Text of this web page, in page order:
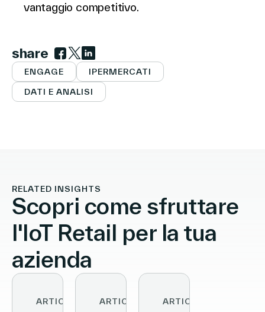
vantaggio competitivo.
share
Link to facebook
Link to twitter
Link to linkedin
ENGAGE IPERMERCATI
DATI E ANALISI
RELATED INSIGHTS
Scopri come sfruttare
l'IoT Retail per la tua
azienda
ARTICOLI ARTICOLI ARTICOLI